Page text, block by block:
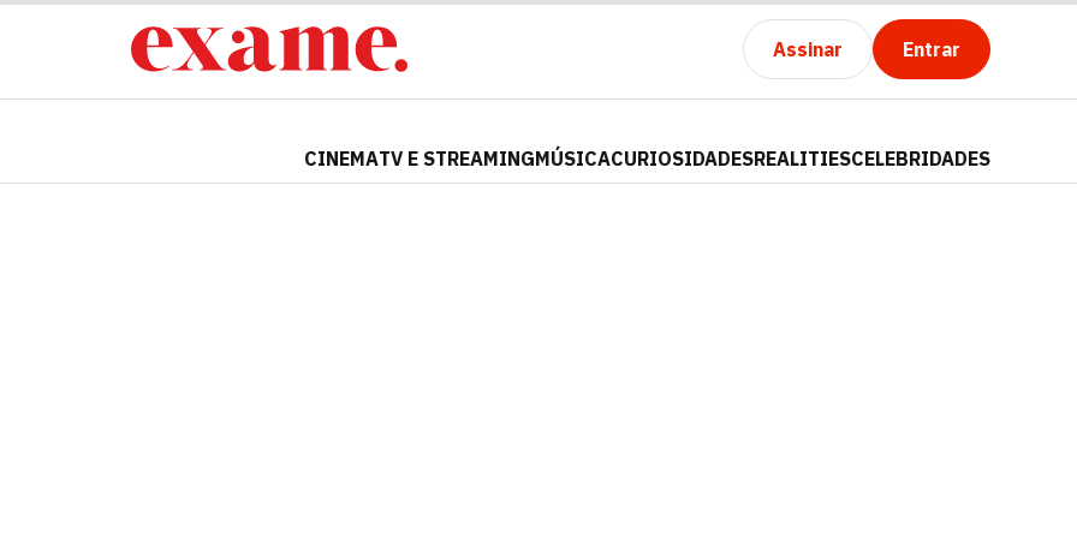
Assinar Entrar
CINEMATV E STREAMINGMÚSICACURIOSIDADESREALITIESCELEBRIDADES